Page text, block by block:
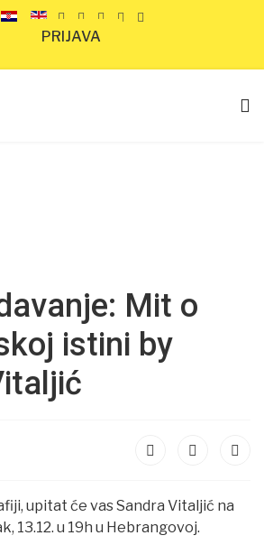
PRIJAVA
Mit o
istini by
upitat će vas Sandra Vitaljić na
13.12. u 19h u Hebrangovoj.